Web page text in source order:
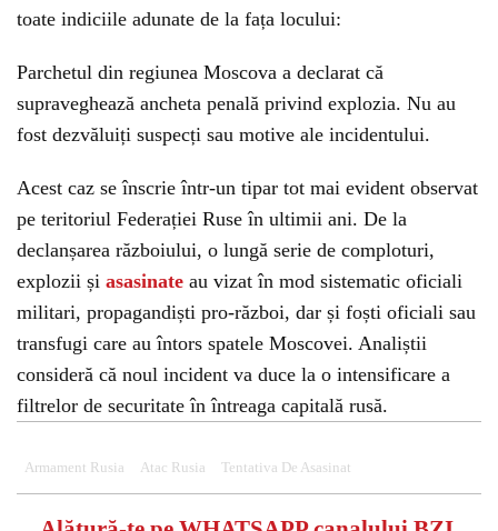
toate indiciile adunate de la fața locului:
Parchetul din regiunea Moscova a declarat că
supraveghează ancheta penală privind explozia. Nu au
fost dezvăluiți suspecți sau motive ale incidentului.
Acest caz se înscrie într-un tipar tot mai evident observat
pe teritoriul Federației Ruse în ultimii ani. De la
declanșarea războiului, o lungă serie de comploturi,
explozii și asasinate au vizat în mod sistematic oficiali
militari, propagandiști pro-război, dar și foști oficiali sau
transfugi care au întors spatele Moscovei. Analiștii
consideră că noul incident va duce la o intensificare a
filtrelor de securitate în întreaga capitală rusă.
Armament Rusia Atac Rusia Tentativa De Asasinat